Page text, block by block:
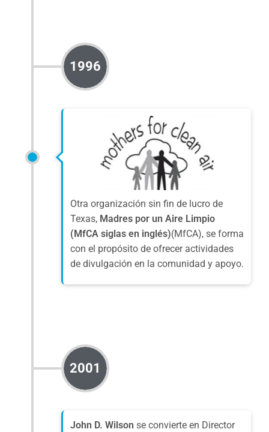
1996
Otra organización sin fin de lucro de
Texas, Madres por un Aire Limpio
(MfCA siglas en inglés)(MfCA), se forma
con el propósito de ofrecer actividades
de divulgación en la comunidad y apoyo.
2001
John D. Wilson se convierte en Director